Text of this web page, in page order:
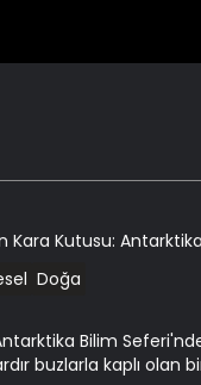
Kara Kutusu: Antarktika
Doğa
Bilim
buzlarla kaplı olan